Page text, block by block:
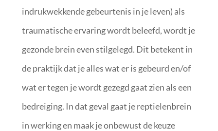
indrukwekkende gebeurtenis in je leven) als
traumatische ervaring wordt beleefd, wordt je
gezonde brein even stilgelegd. Dit betekent in
de praktijk dat je alles wat er is gebeurd en/of
wat er tegen je wordt gezegd gaat zien als een
bedreiging. In dat geval gaat je reptielenbrein
in werking en maak je onbewust de keuze